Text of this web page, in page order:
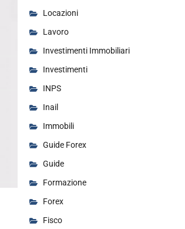
Locazioni
Lavoro
Investimenti Immobiliari
Investimenti
INPS
Inail
Immobili
Guide Forex
Guide
Formazione
Forex
Fisco